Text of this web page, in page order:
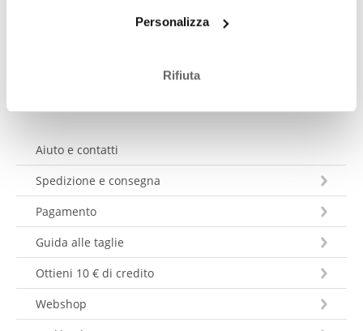
Personalizza
Rifiuta
Aiuto e contatti
Spedizione e consegna
Pagamento
Guida alle taglie
Ottieni 10 € di credito
Webshop